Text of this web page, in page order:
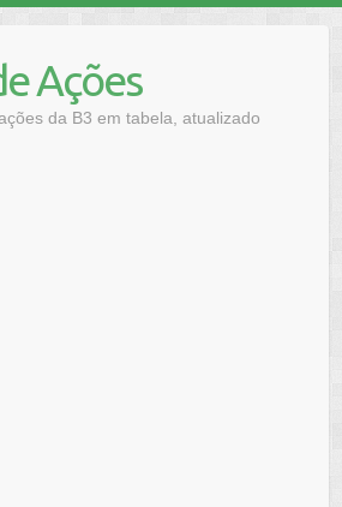
Ações
da B3 em tabela, atualizado